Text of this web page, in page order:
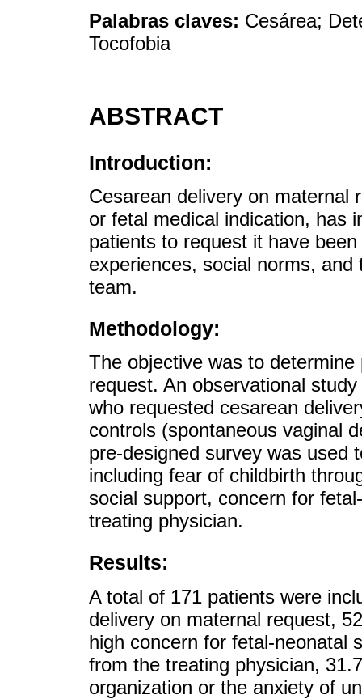
Palabras claves: Cesárea;
Tocofobia
ABSTRACT
Introduction:
Cesarean delivery on maternal
or fetal medical indication, has
patients to request it have
experiences, social norms,
team.
Methodology:
The objective was to
request. An observational
who requested cesarean
controls (spontaneous vaginal
pre-designed survey was used
including fear of childbirth
social support, concern for
treating physician.
Results:
A total of 171 patients were
delivery on maternal request,
high concern for fetal-neonatal
from the treating physician,
organization or the anxiety of